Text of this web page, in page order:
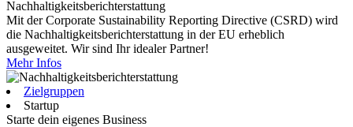
Nachhaltigkeitsberichterstattung
Mit der Corporate Sustainability Reporting Directive (CSRD) wird
die Nachhaltigkeitsberichterstattung in der EU erheblich
ausgeweitet. Wir sind Ihr idealer Partner!
Mehr Infos
Zielgruppen
Startup
Starte dein eigenes Business